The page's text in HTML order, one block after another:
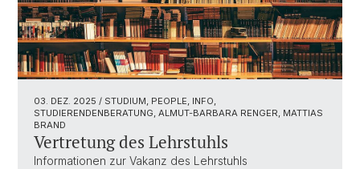
03. DEZ. 2025 / STUDIUM, PEOPLE, INFO,
STUDIERENDENBERATUNG, ALMUT-BARBARA RENGER, MATTIAS
BRAND
Vertretung des Lehrstuhls
Informationen zur Vakanz des Lehrstuhls